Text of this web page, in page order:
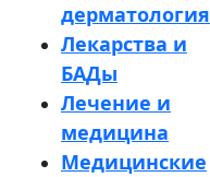
дерматология
Лекарства и
БАДы
Лечение и
медицина
Медицинские